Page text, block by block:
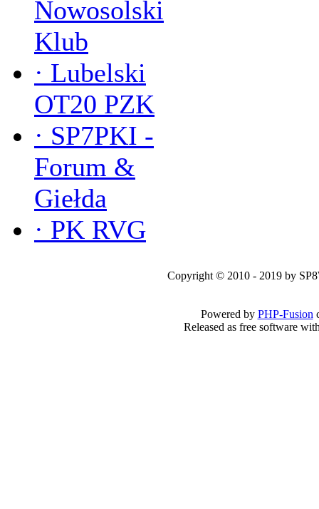
Nowosolski
Klub
· Lubelski
OT20 PZK
· SP7PKI -
Forum &
Giełda
· PK RVG
Copyright © 2010 - 2019 by
Powered by PHP-Fusion
Released as free software